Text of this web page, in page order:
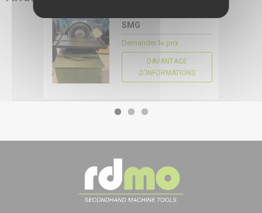
CONFIGURER
SMG
Demander le prix
DAVANTAGE
D'INFORMATIONS